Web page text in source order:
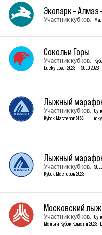
Экопарк – Алмаз
Участник кубков:
Сокольи Горы
Участник кубков:
Lucky Loser 2023
SOLO 2023
Лыжный
Участник кубков:
Кубок Мастеров 2023
Лыжный
Участник кубков:
Кубок Мастеров 2023
Московский
Участник кубков:
Малый Кубок Команд 2023: